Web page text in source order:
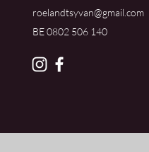
roelandtsyvan@gmail.com
​BE 0802 506 140